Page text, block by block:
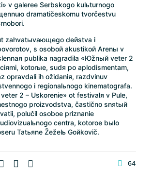
v galeree Serbskogo kulьturnogo
dramatičeskomu tvorčestvu
zahvatыvaющego deйstva i
s osoboй akustikoй Arenы v
publika nagradila «Юžnый veter 2
kotorыe, sudя po aplodismentam,
opravdali ih ožidaniя, razdvinuv
i regionalьnogo kinematografa.
2 – Uskorenie» ot festivalя v Pule,
proizvodstva, častično snяtый
polučil osoboe priznanie
centra, kotoroe bыlo
Tatьяne Žeželь Goйkovič.
64